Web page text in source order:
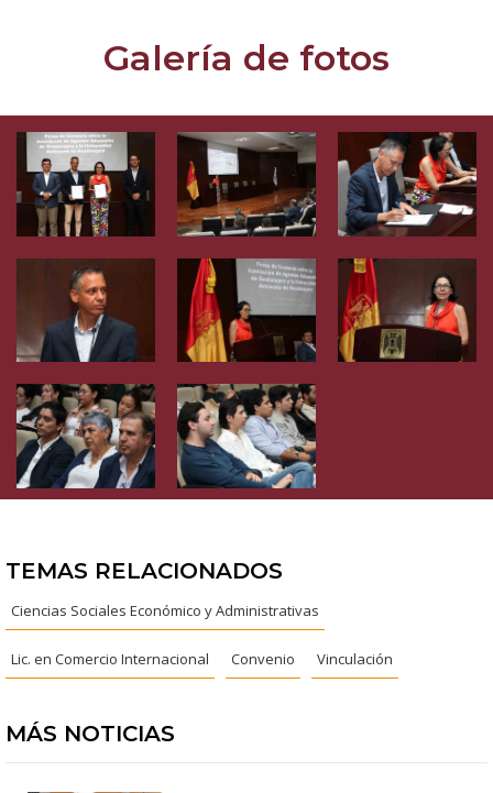
Galería de fotos
TEMAS RELACIONADOS
Ciencias Sociales Económico y Administrativas
Lic. en Comercio Internacional Convenio Vinculación
MÁS NOTICIAS